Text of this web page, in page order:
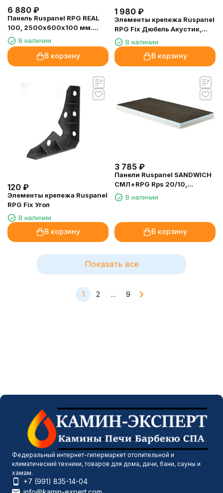
6 880 ₽
Панель Ruspanel RPG REAL
100, 2500х600х100 мм.
двухсторонняя, поперечный
пропил
В наличии
В корзину
1 980 ₽
Элементы крепежа Ruspanel
RPG Fix Дюбель Акустик,
100 шт.В наличии
В корзину
120 ₽
Элементы крепежа Ruspanel
RPG Fix Угол
В наличии
В корзину
3 785 ₽
Панели Ruspanel SANDWICH
СМЛ+RPG Rps 20/10,
2400х600х30 мм.
В наличии
В корзину
Показать все
1 2 ... 9
Федеральный интернет-гипермаркет отопительной и
климатический техники, товаров для дома, дачи, бани, сауны и
хамам.
+7 (991) 835-14-04